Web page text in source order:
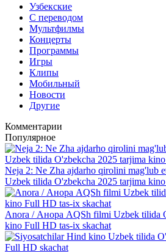
Узбекские
С переводом
Мультфилмы
Концерты
Программы
Игры
Клипы
Мобильный
Новости
Другие
Комментарии
Популярное
Neja 2: Ne Zha ajdarho qirolini mag'lub
Uzbek tilida O'zbekcha 2025 tarjima
Anora / Анора AQSh filmi Uzbek tilida
kino Full HD tas-ix skachat